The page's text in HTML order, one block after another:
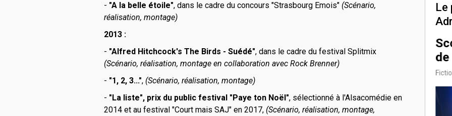
- "A la belle étoile", dans le cadre du concours "Strasbourg Emois" (Scénario,
réalisation, montage)
2013 :
- "Alfred Hitchcock's The Birds - Suédé", dans le cadre du festival Splitmix
(Scénario, réalisation, montage en collaboration avec Rock Brenner)
- "1, 2, 3...", (Scénario, réalisation, montage)
- "La liste", prix du public festival "Paye ton Noël", sélectionné à l'Alsacomédie en
2014 et au festival "Court mais SAJ" en 2017, (Scénario, réalisation, montage,
Le
Fiction